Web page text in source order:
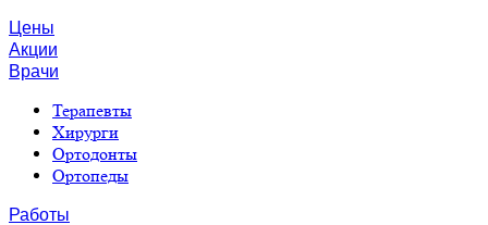
Цены
Акции
Врачи
Терапевты
Хирурги
Ортодонты
Ортопеды
Работы